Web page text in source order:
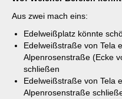
Aus zwei mach eins:
Edelweißplatz könnte
Edelweißstraße von Tela
Alpenrosenstraße (Ecke
schließen
Edelweißstraße von Tela
Alpenrosenstraße